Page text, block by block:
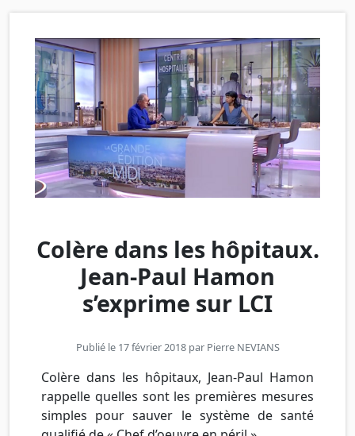
Colère dans les hôpitaux.
Jean-Paul Hamon
s’exprime sur LCI
Publié le 17 février 2018 par Pierre NEVIANS
Colère dans les hôpitaux, Jean-Paul Hamon
rappelle quelles sont les premières mesures
simples pour sauver le système de santé